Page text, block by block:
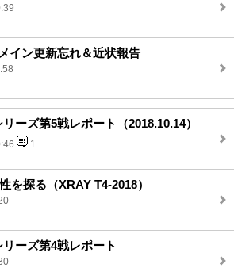
イン更新忘れ＆近状報告
ーズ第5戦レポート（2018.10.14）
1
を探る（XRAY T4-2018）
ーズ第4戦レポート